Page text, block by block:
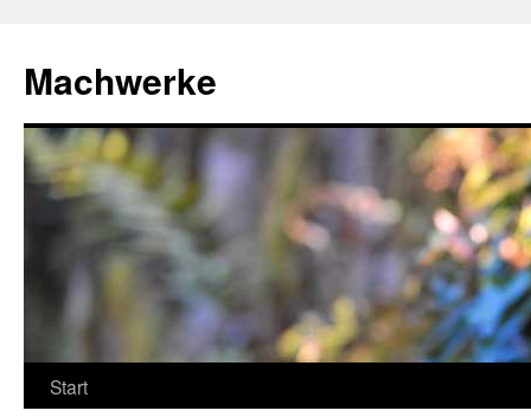
springen
Machwerke
Start